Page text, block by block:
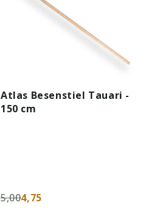
Atlas Besenstiel Tauari -
150 cm
5,004,75